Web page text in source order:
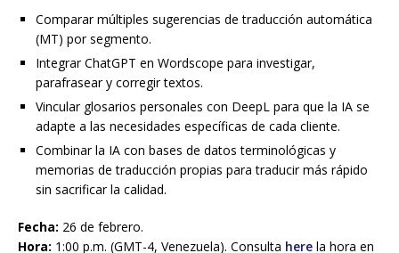
Comparar múltiples sugerencias de traducción automática
(MT) por segmento.
Integrar ChatGPT en Wordscope para investigar,
parafrasear y corregir textos.
Vincular glosarios personales con DeepL para que la IA se
adapte a las necesidades específicas de cada cliente.
Combinar la IA con bases de datos terminológicas y
memorias de traducción propias para traducir más rápido
sin sacrificar la calidad.
Fecha: 26 de febrero.
Hora: 1:00 p.m. (GMT-4, Venezuela). Consulta here la hora en